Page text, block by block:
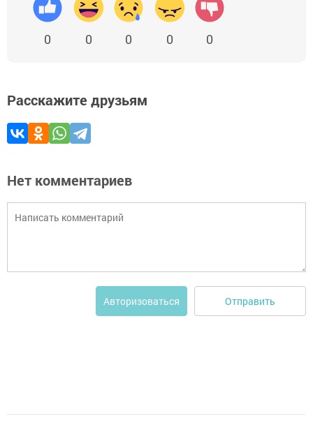
0 0 0 0 0
Расскажите друзьям
Нет комментариев
Авторизоваться Отправить